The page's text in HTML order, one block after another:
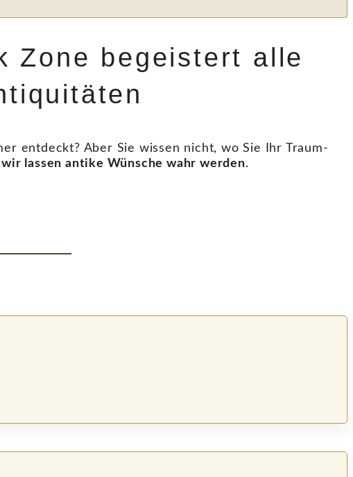
Zone begeistert alle
entdeckt? Aber Sie wissen nicht, wo Sie Ihr Traum-
lassen antike Wünsche wahr werden.